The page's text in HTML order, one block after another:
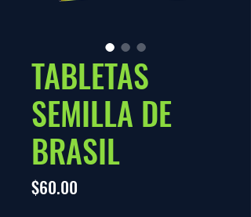
TABLETAS
SEMILLA DE
BRASIL
$60.00